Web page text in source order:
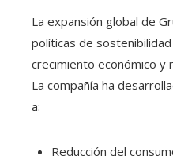
La expansión global de
políticas de
crecimiento económico y
La compañía ha
a:
Reducción del